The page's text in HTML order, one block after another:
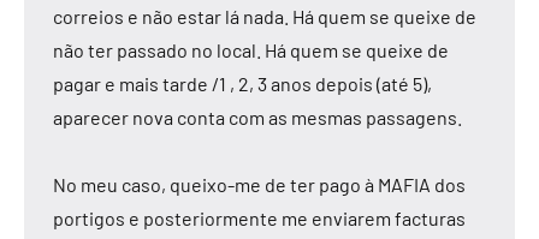
correios e não estar lá nada. Há quem se queixe de
não ter passado no local. Há quem se queixe de
pagar e mais tarde /1 , 2, 3 anos depois (até 5),
aparecer nova conta com as mesmas passagens.
No meu caso, queixo-me de ter pago à MAFIA dos
portigos e posteriormente me enviarem facturas